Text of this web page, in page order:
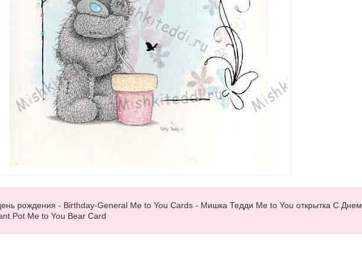
рождения - Birthday-General Me to You Cards - Мишка Тедди Me to You открытка С Днем
Pot Me to You Bear Card